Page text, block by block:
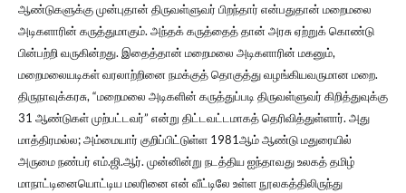
ஆண்டுகளுக்கு முன்புதான் திருவள்ளுவர் பிறந்தார் என்பதுதான் மறைமலை
அடிகளாரின் கருத்துமாகும். அந்தக் கருத்தைத் தான் அரசு ஏற்றுக் கொண்டு
பின்பற்றி வருகின்றது. இதைத்தான் மறைமலை அடிகளாரின் மகனும்,
மறைமலையடிகள் வரலாற்றினை நமக்குத் தொகுத்து வழங்கியவருமான மறை.
திருநாவுக்கரசு, “மறைமலை அடிகளின் கருத்துப்படி திருவள்ளுவர் கிறித்துவுக்கு
31 ஆண்டுகள் முற்பட்டவர்” என்று திட்டவட்டமாகத் தெரிவித்துள்ளார். அது
மாத்திரமல்ல; அம்மையார் குறிப்பிட்டுள்ள 1981ஆம் ஆண்டு மதுரையில்
அருமை நண்பர் எம்.ஜி.ஆர். முன்னின்று நடத்திய ஐந்தாவது உலகத் தமிழ்
மாநாட்டினையொட்டிய மலரினை என் வீட்டிலே உள்ள நூலகத்திலிருந்து